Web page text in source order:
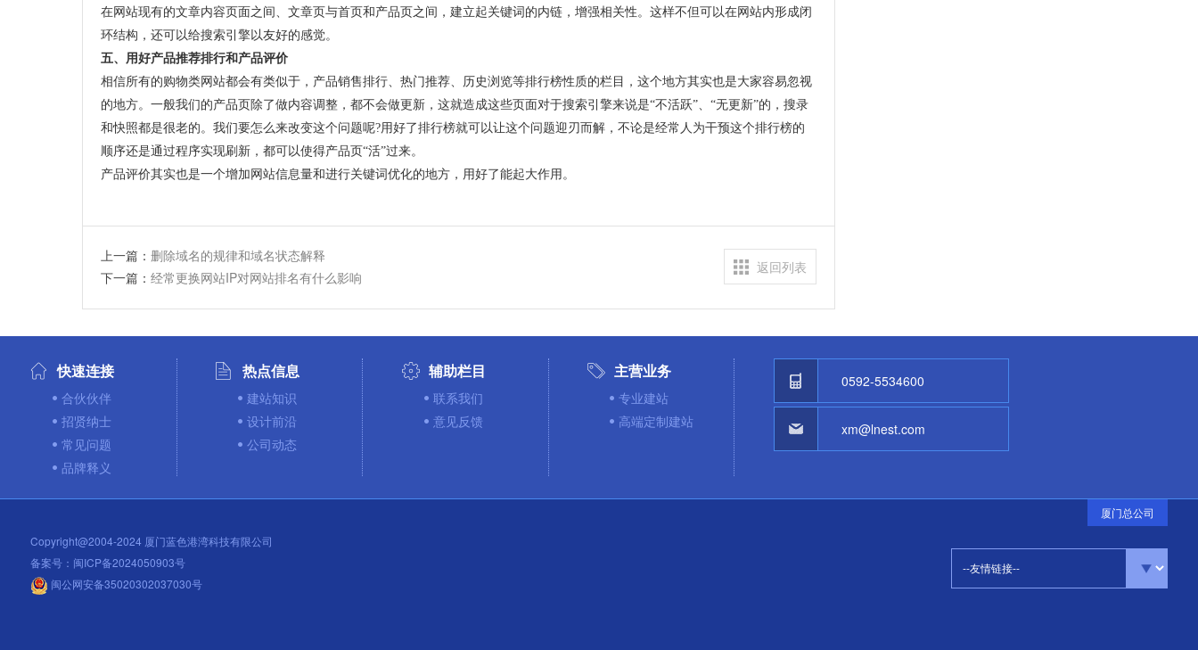
在网站现有的文章内容页面之间、文章页与首页和产品页之间，建立起关键词的内链，增强相关性。这样不但可以在网站内形成闭
环结构，还可以给搜索引擎以友好的感觉。
五、用好产品推荐排行和产品评价
相信所有的购物类网站都会有类似于，产品销售排行、热门推荐、历史浏览等排行榜性质的栏目，这个地方其实也是大家容易忽视
的地方。一般我们的产品页除了做内容调整，都不会做更新，这就造成这些页面对于搜索引擎来说是“不活跃”、“无更新”的，搜录
和快照都是很老的。我们要怎么来改变这个问题呢?用好了排行榜就可以让这个问题迎刃而解，不论是经常人为干预这个排行榜的
顺序还是通过程序实现刷新，都可以使得产品页“活”过来。
产品评价其实也是一个增加网站信息量和进行关键词优化的地方，用好了能起大作用。
返回列表
上一篇： 删除域名的规律和域名状态解释
下一篇： 经常更换网站IP对网站排名有什么影响
快速连接
合伙伙伴
招贤纳士
常见问题
品牌释义
热点信息
建站知识
设计前沿
公司动态
辅助栏目
联系我们
意见反馈
主营业务
专业建站
高端定制建站
0592-5534600
xm@lnest.com
厦门总公司
Copyright@2004-2024 厦门蓝色港湾科技有限公司
备案号： 闽ICP备2024050903号
闽公网安备35020302037030号